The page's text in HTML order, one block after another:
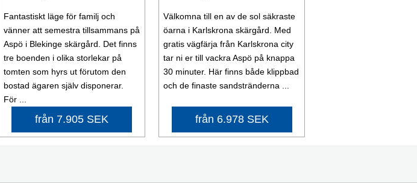
Fantastiskt läge för familj och
vänner att semestra tillsammans på
Aspö i Blekinge skärgård. Det finns
tre boenden i olika storlekar på
tomten som hyrs ut förutom den
bostad ägaren själv disponerar.
För ...
från 7.905 SEK
Välkomna till en av de sol säkraste
öarna i Karlskrona skärgård. Med
gratis vägfärja från Karlskrona city
tar ni er till vackra Aspö på knappa
30 minuter. Här finns både klippbad
och de finaste sandstränderna ...
från 6.978 SEK